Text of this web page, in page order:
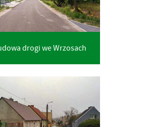
drogi we Wrzosach